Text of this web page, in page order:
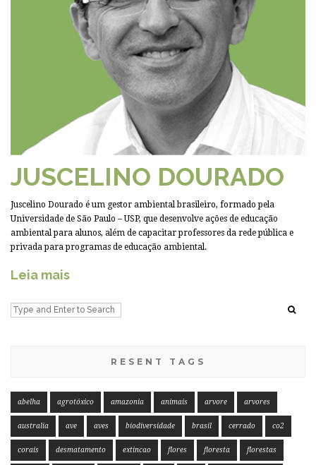
JUSCELINO DOURADO
Juscelino Dourado é um gestor ambiental brasileiro, formado pela
Universidade de São Paulo – USP, que desenvolve ações de educação
ambiental para alunos, além de capacitar professores da rede pública e
privada para programas de educação ambiental.
Leia mais
RESENT TAGS
abelha agrotóxico amazonia animais arvore arvores
australia ave aves biodiversidade brasil cerrado co2
corais desmatamento extincao flores floresta florestas